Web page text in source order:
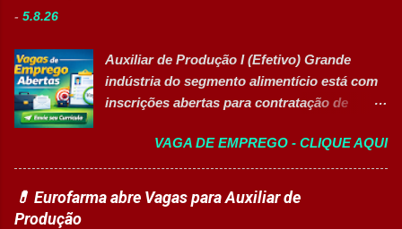
Apoiar professores durante atividades
pedagógicas. Auxiliar estudantes em
projetos educacionais. Dar suporte em
Disponibilizar materiais utilizados nas
atividades. Monitorar estudantes durante
aulas e recreios. Contribuir para um
- 5.8.26
Auxiliar de Produção I (Efetivo) Grande
indústria do segmento alimentício está com
inscrições abertas para contratação de
AGORA Resumo da vaga Cargo: Auxiliar de
Produção I Empresa: Grupo 3Corações Tipo
de contratação: Efetivo (CLT) Modelo de
trabalho: Presencial Inscrições até: 10 de
VAGA DE EMPREGO - CLIQUE AQUI
💊 Eurofarma abre Vagas para Auxiliar de
Produção